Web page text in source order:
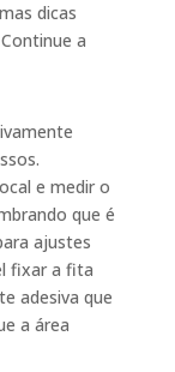
dicas
a
e medir o
que é
ajustes
fixar a fita
adesiva que
a área